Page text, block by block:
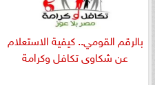
بالرقم القومي.. كيفية الاستعلام
عن شكاوى تكافل وكرامة